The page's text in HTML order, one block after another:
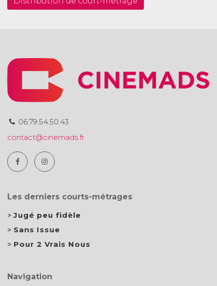
06.79.54.50.43
contact@cinemads.fr
Les derniers courts-métrages
Jugé peu fidèle
Sans Issue
Pour 2 Vrais Nous
Navigation